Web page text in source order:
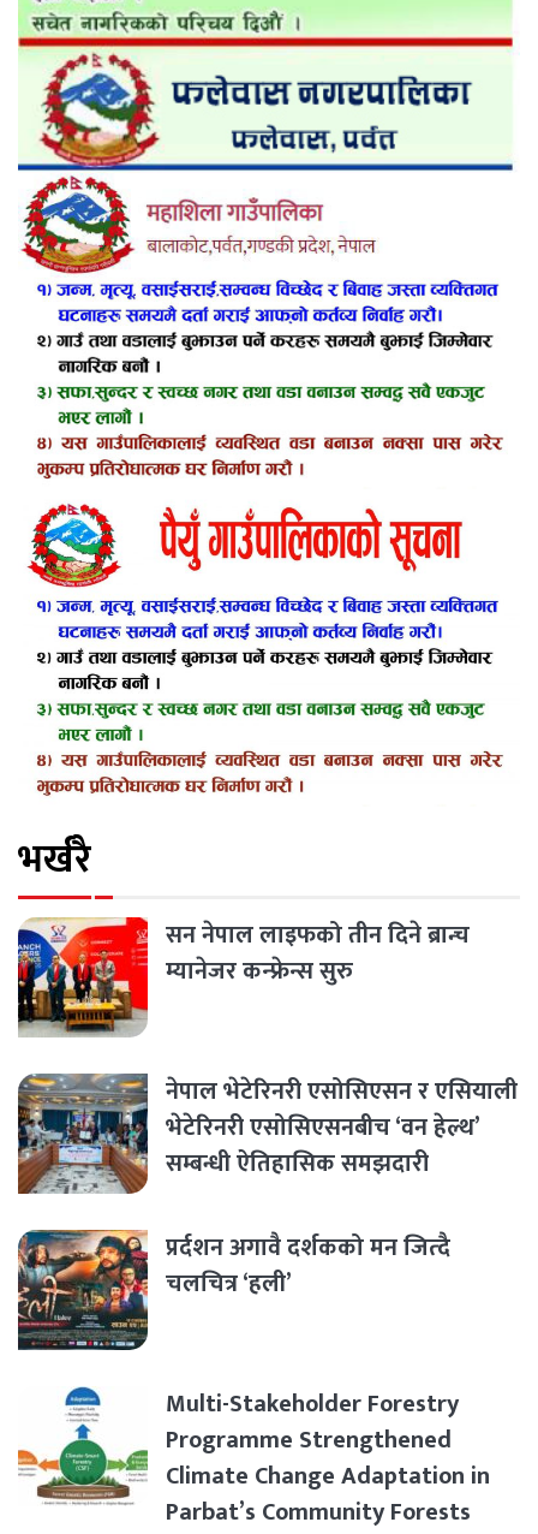
भर्खरै
सन नेपाल लाइफको तीन दिने ब्रान्च
म्यानेजर कन्फ्रेन्स सुरु
नेपाल भेटेरिनरी एसोसिएसन र एसियाली
भेटेरिनरी एसोसिएसनबीच ‘वन हेल्थ’
सम्बन्धी ऐतिहासिक समझदारी
प्रर्दशन अगावै दर्शकको मन जित्दै
चलचित्र ‘हली’
Multi-Stakeholder Forestry
Programme Strengthened
Climate Change Adaptation in
Parbat’s Community Forests